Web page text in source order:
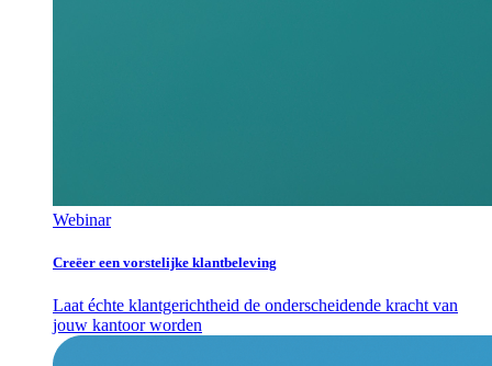
Webinar
Creëer een vorstelijke klantbeleving
Laat échte klantgerichtheid de onderscheidende kracht van
jouw kantoor worden